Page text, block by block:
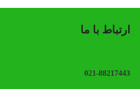
ارتباط با ما
021-88217443